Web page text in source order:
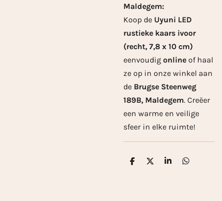
Maldegem:
Koop de Uyuni LED
rustieke kaars ivoor
(recht, 7,8 x 10 cm)
eenvoudig online of haal
ze op in onze winkel aan
de Brugse Steenweg
189B, Maldegem. Creëer
een warme en veilige
sfeer in elke ruimte!
D
D
S
D